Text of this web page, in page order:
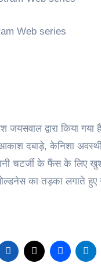
Web series
जयसवाल द्वारा किया
दबाड़े, केनिशा
चटर्जी के फैंस के लिए
बोल्डनेस का तड़का लगाते